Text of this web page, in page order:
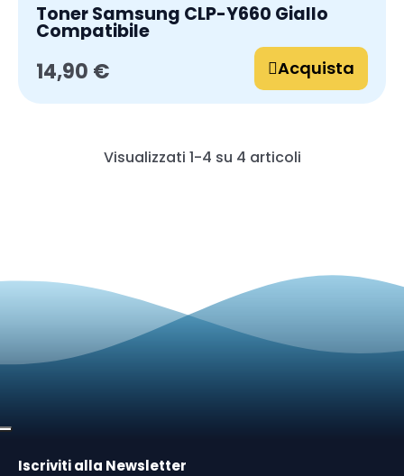
Toner Samsung CLP-Y660 Giallo
Compatibile
14,90 € Acquista
Visualizzati 1-4 su 4 articoli
Iscriviti alla Newsletter